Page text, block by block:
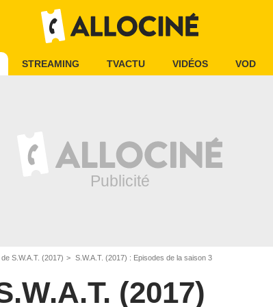
STREAMING TVACTU VIDÉOS VOD
S.W.A.T. (2017) S.W.A.T. (2017) : Episodes de la saison 3
(2017)